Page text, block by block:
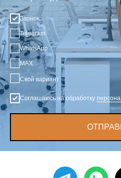
Звонок
Telegram
WhatsApp
MAX
Свой вариант
Соглашаюсь на обработку